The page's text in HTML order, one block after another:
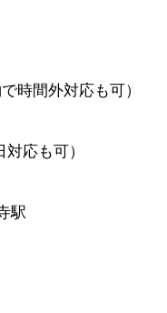
時間外対応も可）
応も可）
駅